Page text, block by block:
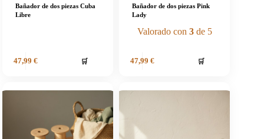
Bañador de dos piezas Cuba
Libre
47,99 € 🛒
Bañador de dos piezas Pink
Lady
Valorado con 3de 5
47,99 € 🛒